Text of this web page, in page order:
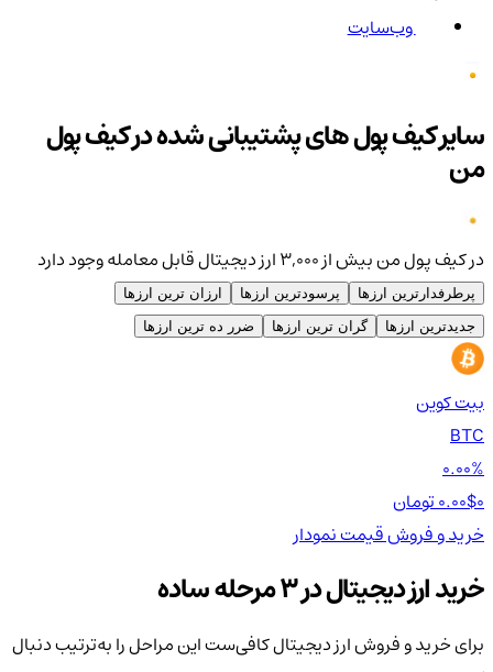
وب‌سایت
سایر کیف پول های پشتیبانی شده در کیف پول
من
در کیف پول من بیش از ۳,۰۰۰ ارز دیجیتال قابل معامله وجود دارد
پرطرفدارترین ارزها پرسودترین ارزها
ارزان ترین ارزها
جدیدترین ارزها
گران ترین ارزها ضرر ده ترین ارزها
بیت کوین
BTC
0.00%
0.00$
خرید و فروشقیمتنمودار
خرید ارز دیجیتال در 3 مرحله ساده
برای خرید و فروش ارز دیجیتال کافی‌ست این مراحل را به‌ترتیب دنبال